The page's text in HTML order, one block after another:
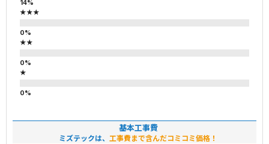
★★★
★★
★
基本工事費
ミズテックは、 工事費まで含んだコミコミ価格！